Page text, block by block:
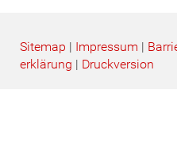
Sitemap | Impressum |
erklärung | Druckversion